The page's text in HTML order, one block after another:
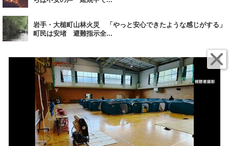
岩手・大槌町山林火災 「やっと安心できたような感じがする」
町民は安堵 避難指示全...